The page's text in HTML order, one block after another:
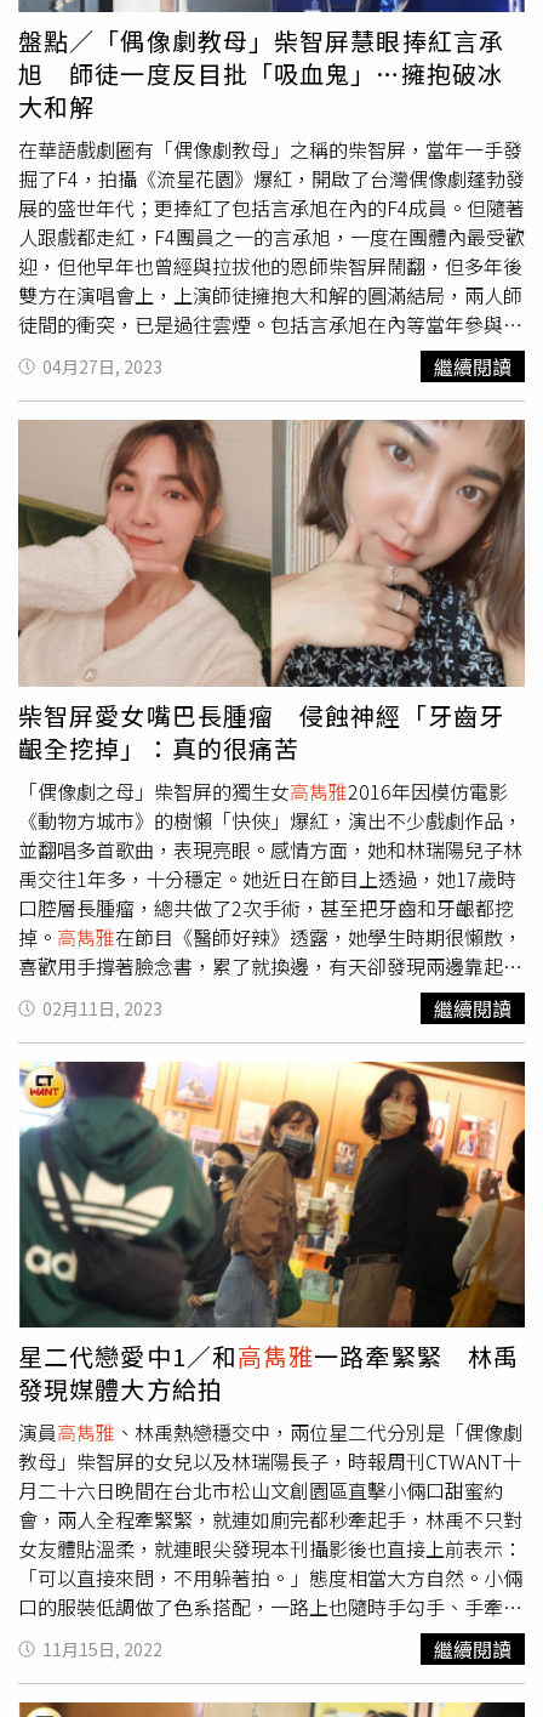
床中陪伴照顧，也讓高雋雅
深受感動。孫安佐則提到，媽媽
從小對他很嚴格，打他都沒在手軟，只要聽到狄鶯連名帶姓
叫他，他就知道他剉在等，因為平常媽媽都是喊他心肝兒
子，寶貝之類的，從小他滿做自己的，看到網路上的酸民對
他家世背景或是沒有做過的一些事情來評論，他覺得當下心
情一定會受到影響，但他都儘可能在5分鐘內調適，孫安佐
笑說：「因為我覺得會講我的那些人都沒有實力，只有沒有
實力的人才會批評真正有付出的人，因為你有實力根本不會
花時間在打字上，應該會做自己的事情，過你的生活才
對。」他認為那些人只是要靠酸人來建立自己的優越感，其
實滿可悲的，面對這些事，他會以心理學的方式來看待，心
態上就會好很多。節目中星二代也狂爆媽媽的料，方琦說梁
佑南反差很大，連身邊朋友看到都覺得滿驚訝，由於演壞女
人的角色，常被人誤認很幹練很兇，但私下的梁佑南卻是少
根筋又充滿少女心，家中養了三隻鴨子當寵物，她會時常跟
鴨子對話，讓方琦覺得媽媽很可愛。孫安佐則是覺得狄鶯平
常過的就是苦行僧的生活，飲食都吃糙米及沒什麼調味的東
西，每天至少跑步2至3個小時，這樣維持了有20幾年，只
有在喝酒後放鬆下來，才會卸下苦行僧的生活表現出少女
心，明明有鑰匙，但會硬打電話叫孫安佐下來幫她開門，有
一次孫安佐終於忍不住對狄鶯說：「媽，妳要撒嬌去跟爸撒
嬌好不好？」他發現每次狄鶯喝酒就會變這樣，其實媽媽對
他的事情不太會管太多，不像爸爸孫鵬那樣會問東問西，媽
媽可能都藉酒壯膽才會跟他多聊天，把想問或想講的都留到
喝酒之後。 最讓孫安佐印象深刻的是健美比賽時，每天都
高壓訓練5個小時，情緒壓力都處於很緊繃的情況下，很容
易有負面情緒，狄鶯卻會默默挺他，不但幫他煮吃的，還幫
他做原本他該做的家事，讓他覺得有人在他後面支持他，孫
安佐：「其實我爸媽是滿挺我的父母，是真心為我好。」
盤點／「偶像劇教母」柴智屏慧眼捧紅言承
旭 師徒一度反目批「吸血鬼」…擁抱破冰
大和解
在華語戲劇圈有「偶像劇教母」之稱的柴智屏，當年一手發
掘了F4，拍攝《流星花園》爆紅，開啟了台灣偶像劇蓬勃發
展的盛世年代；更捧紅了包括言承旭在內的F4成員。但隨著
人跟戲都走紅，F4團員之一的言承旭，一度在團體內最受歡
迎，但他早年也曾經與拉拔他的恩師柴智屏鬧翻，但多年後
雙方在演唱會上，上演師徒擁抱大和解的圓滿結局，兩人師
徒間的衝突，已是過往雲煙。包括言承旭在內等當年參與
《流星花園》演出的演員，都在2001年因為搭上《流星花
園》大成本的演出跟好的劇本，當時這齣戲創造了許多大明
星，該劇也一度轟動大江南北。那一年，柴智屏以獨到的慧
眼，捧紅了言承旭，讓他成為F4團體中，人氣居高不下的成
員，師徒更是一度傳出有曖昧緋聞。由「偶像劇教母」柴智
屏所打造的《流星花園》偶像劇，堪稱是台灣偶像劇界的鼻
祖。（圖／報系資料照片）但後來隨著言承旭的工作越來越
多，他的身心一度不堪負荷，曾在節目上有爆走表現；最後
甚至選擇離開柴智屏的團隊單飛，還曾反過頭來批評，柴智
屏只將其視為搖錢樹、吸血鬼等，兩人關係一度反目，降到
冰點。不過後來事隔多年，言承旭曾在F4香港演唱會上，與
昔日拉拔他走紅的恩師柴智屏，兩人在台上擁抱和解，師徒
間的不愉快已成過往雲煙，雙方已盡釋前嫌。柴智屏這幾年
在為女兒高雋雅辦婚禮的前夕，還曾在臉書社群透露，十幾
年前女兒生病時，她和女兒互相扶持，陪伴孩子完成手術，
她很感念言承旭當時聽到這件事，第一個跑到醫院探視，讓
她感動到現在，都沒有忘記。言承旭出道多年，帥氣的高顏
值依舊沒變。（圖／報系資料照片、言承旭臉書）不過後來
在柴智屏推出完《流星花園》這部「偶像劇鼻祖」，時隔17
年後，柴智屏又再籌組新的F4團體，重新翻拍新版的《流星
花園》，早前原本有意找回當年演出道明寺的言承旭，在新
版的《流星花園》中客串，象徵演員跟劇本之間的世代傳
承，但最終卻因言承旭沒回應而失聯，讓這個巧妙的傳承計
劃，最終破了局。
04月27日, 2023 繼續閱讀
柴智屏愛女嘴巴長腫瘤 侵蝕神經「牙齒牙
齦全挖掉」：真的很痛苦
「偶像劇之母」柴智屏的獨生女高雋雅2016年因模仿電影
《動物方城市》的樹懶「快俠」爆紅，演出不少戲劇作品，
並翻唱多首歌曲，表現亮眼。感情方面，她和林瑞陽兒子林
禹交往1年多，十分穩定。她近日在節目上透過，她17歲時
口腔層長腫瘤，總共做了2次手術，甚至把牙齒和牙齦都挖
掉。 高雋雅在節目《醫師好辣》透露，她學生時期很懶散，
喜歡用手撐著臉念書，累了就換邊，有天卻發現兩邊靠起來
的感覺不同，似乎有點不對勁，於是去醫院檢查，結果發現
嘴內右下方長了「造釉細胞瘤」，腫瘤已經大到侵蝕牙齦，
而且牙根也全部浮在上面。由於病情嚴重，她住院住了一個
月，動了2次手術，坦言：「那時候真的很痛苦，要插鼻胃
管」，從嘴巴裡面開，把腫瘤挖掉，但醫生仔細一看，發現
腫瘤侵蝕到牙齦和神經，決定開第2次刀，冷凍神經後將牙
齒和牙齦全部挖掉，加上不能植牙，因此她的牙齒和牙齦都
是假的。高雋雅嘴巴曾經長腫瘤，結果開刀挖掉牙齒和牙
齦。（圖／翻攝自醫師好辣YouTube）後來醫院建議自費做
高壓氧艙，幫忙修復皮膚細胞，讓傷口癒合得更快，1次花
費3、4000元，1個禮拜做2次，但她坦言花下來滿多錢的，
不過她也大讚高壓氧艙很酷，很像是進入小小的飛機艙，裡
面會有音樂，「你就只能呆坐在那邊1個小時，要在那邊吸
高壓氧氣」。
02月11日, 2023 繼續閱讀
星二代戀愛中1／和高雋雅一路牽緊緊 林禹
發現媒體大方給拍
演員高雋雅 、林禹熱戀穩交中，兩位星二代分別是「偶像劇
教母」柴智屏的女兒以及林瑞陽長子，時報周刊CTWANT十
月二十六日晚間在台北市松山文創園區直擊小倆口甜蜜約
會，兩人全程牽緊緊，就連如廁完都秒牽起手，林禹不只對
女友體貼溫柔，就連眼尖發現本刊攝影後也直接上前表示：
「可以直接來問，不用躲著拍。」態度相當大方自然。小倆
口的服裝低調做了色系搭配，一路上也隨時手勾手、手牽
手，沒有一刻放開。（圖／本刊攝影組）十月二十六日晚間
近七點，本刊發現林禹與
情侶檔現身松山文創園區，
高挑的林禹穿著黑色上衣，貼身的剪裁顯露出他精實的好身
11月15日, 2022 繼續閱讀